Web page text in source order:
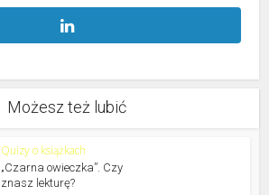
Możesz też lubić
Quizy o książkach
„Czarna owieczka”. Czy
znasz lekturę?